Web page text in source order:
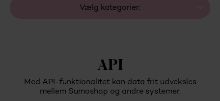
Vælg kategorier:
API
Med API-funktionalitet kan data frit udveksles
mellem Sumoshop og andre systemer.